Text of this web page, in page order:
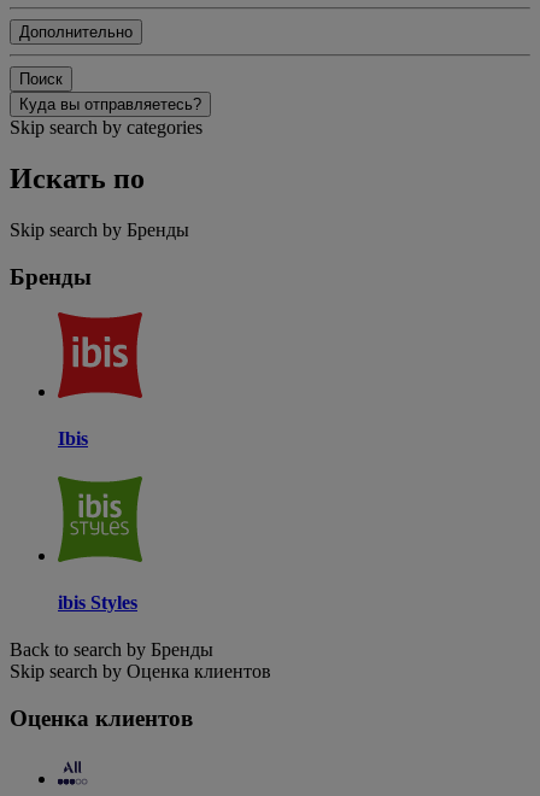
Дополнительно
Поиск
Куда вы отправляетесь?
Skip search by categories
Искать по
Skip search by Бренды
Бренды
Ibis
ibis Styles
Back to search by Бренды
Skip search by Оценка клиентов
Оценка клиентов